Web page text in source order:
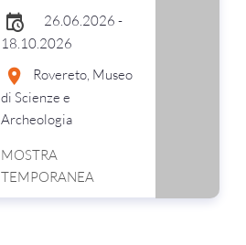
26.06.2026 -
18.10.2026
Rovereto, Museo
di Scienze e
Archeologia
MOSTRA
TEMPORANEA